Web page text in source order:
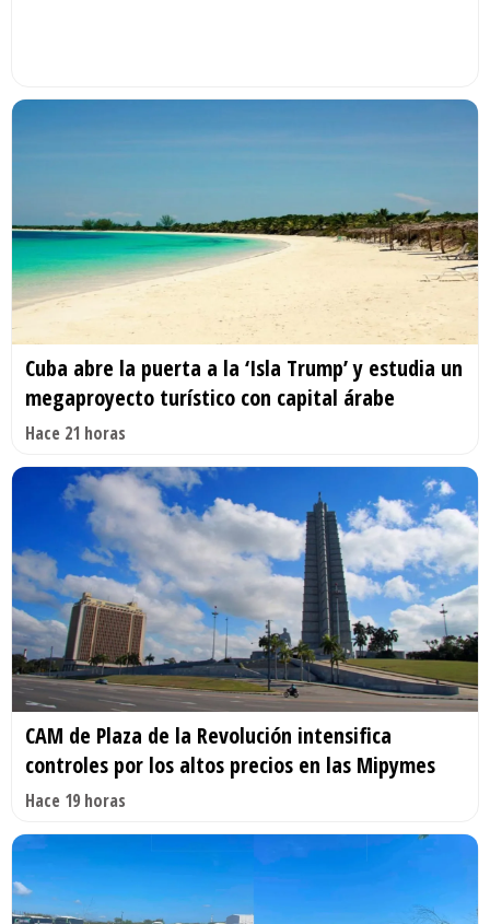
Cuba abre la puerta a la ‘Isla Trump’ y estudia un
megaproyecto turístico con capital árabe
Hace 21 horas
CAM de Plaza de la Revolución intensifica
controles por los altos precios en las Mipymes
Hace 19 horas